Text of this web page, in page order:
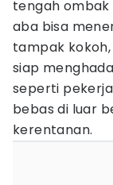
tengah
aba bisa
tampak
siap
seperti
bebas di luar
kerentanan.